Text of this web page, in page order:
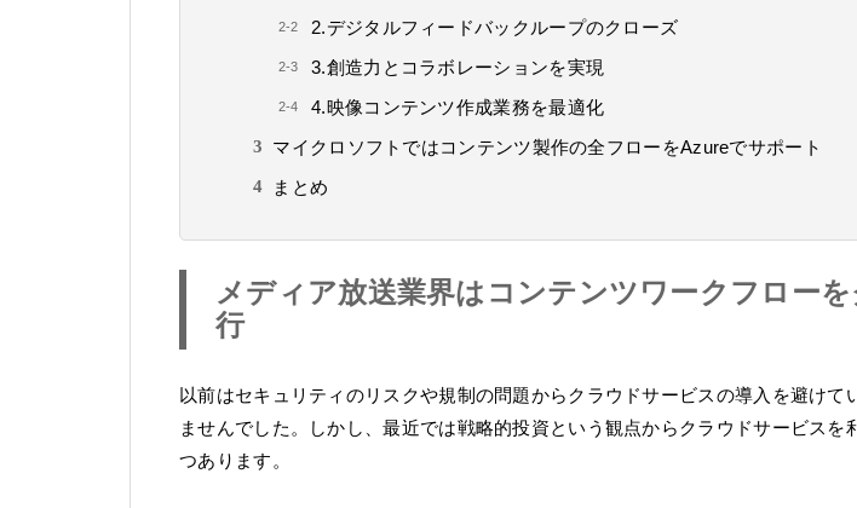
2.デジタルフィードバックループのクローズ
3.創造力とコラボレーションを実現
4.映像コンテンツ作成業務を最適化
マイクロソフトではコンテンツ製作の全フローをAzureでサポート
まとめ
メディア放送業界はコンテンツワークフロー
行
以前はセキュリティのリスクや規制の問題からクラウドサービスの導入を避けて
ませんでした。しかし、最近では戦略的投資という観点からクラウドサービスを
つあります。